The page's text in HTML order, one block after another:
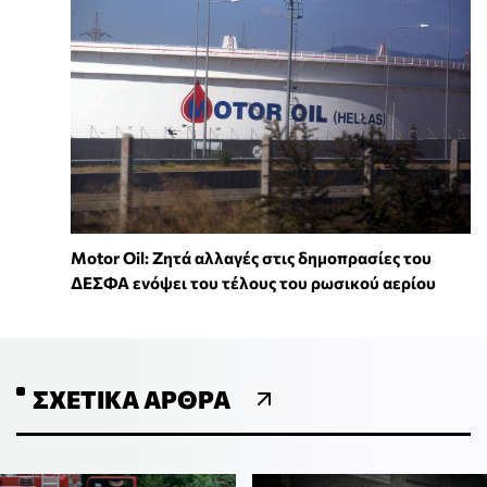
Motor Oil: Ζητά αλλαγές στις δημοπρασίες του
ΔΕΣΦΑ ενόψει του τέλους του ρωσικού αερίου
ΣΧΕΤΙΚΆ ΆΡΘΡΑ